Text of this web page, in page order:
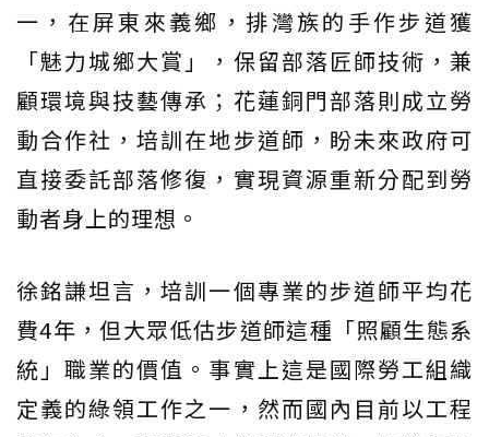
一，在屏東來義鄉，排灣族的手作步道獲
「魅力城鄉大賞」，保留部落匠師技術，兼
顧環境與技藝傳承；花蓮銅門部落則成立勞
動合作社，培訓在地步道師，盼未來政府可
直接委託部落修復，實現資源重新分配到勞
動者身上的理想。
徐銘謙坦言，培訓一個專業的步道師平均花
費4年，但大眾低估步道師這種「照顧生態系
統」職業的價值。事實上這是國際勞工組織
定義的綠領工作之一，然而國內目前以工程